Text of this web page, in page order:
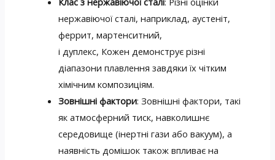
нержавіючої сталі, наприклад, аустеніт,
феррит, мартенситний,
і дуплекс, Кожен демонструє різні
діапазони плавлення завдяки їх чітким
хімічним композиціям.
Зовнішні фактори: Зовнішні фактори, такі
як атмосферний тиск, навколишнє
середовище (інертні гази або вакуум), а
наявність домішок також впливає на